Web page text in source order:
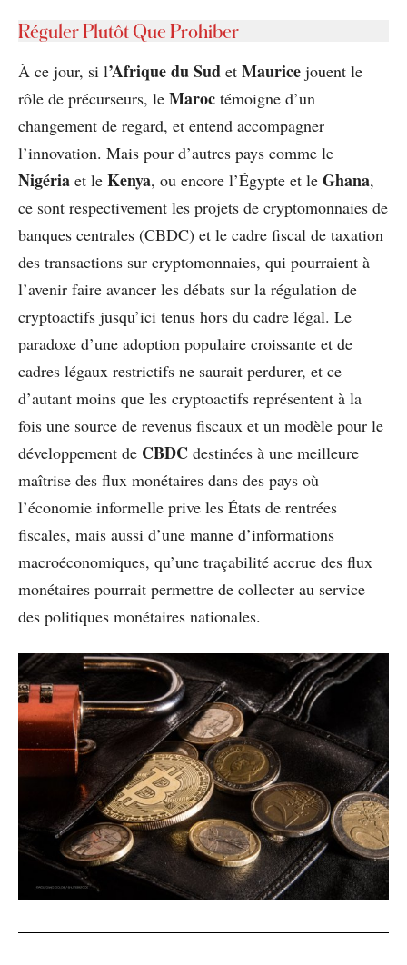
Réguler Plutôt Que Prohiber
À ce jour, si l’Afrique du Sud et Maurice jouent le
rôle de précurseurs, le Maroc témoigne d’un
changement de regard, et entend accompagner
l’innovation. Mais pour d’autres pays comme le
Nigéria et le Kenya, ou encore l’Égypte et le Ghana,
ce sont respectivement les projets de cryptomonnaies de
banques centrales (CBDC) et le cadre fiscal de taxation
des transactions sur cryptomonnaies, qui pourraient à
l’avenir faire avancer les débats sur la régulation de
cryptoactifs jusqu’ici tenus hors du cadre légal. Le
paradoxe d’une adoption populaire croissante et de
cadres légaux restrictifs ne saurait perdurer, et ce
d’autant moins que les cryptoactifs représentent à la
fois une source de revenus fiscaux et un modèle pour le
développement de CBDC destinées à une meilleure
maîtrise des flux monétaires dans des pays où
l’économie informelle prive les États de rentrées
fiscales, mais aussi d’une manne d’informations
macroéconomiques, qu’une traçabilité accrue des flux
monétaires pourrait permettre de collecter au service
des politiques monétaires nationales.